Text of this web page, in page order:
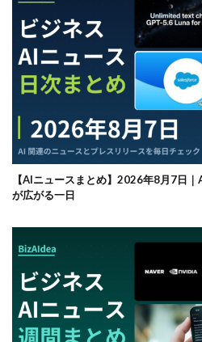
【AIニュースまとめ】2026年8月7日
が広がる一日